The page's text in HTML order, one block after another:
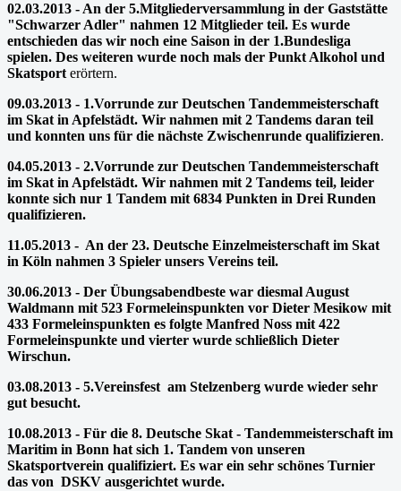
02.03.2013 - An der 5.Mitgliederversammlung in der Gaststätte
"Schwarzer Adler" nahmen 12 Mitglieder teil. Es wurde
entschieden das wir noch eine Sai­son in der 1.Bundesliga
spielen. Des weiteren wurde noch mals der Punkt Alkohol und
Skatsport erörtern.
09.03.2013 - 1.Vorrunde zur Deutschen Tandemmeisterschaft
im Skat in Apfelstädt. Wir nahmen mit 2 Tandems daran teil
und konnten uns für die nächste Zwischenrunde qualifizieren.
04.05.2013 - 2.Vorrunde zur Deutschen Tandemmeisterschaft
im Skat in Apfelstädt. Wir nahmen mit 2 Tandems teil, leider
konnte sich nur 1 Tandem mit 6834 Punkten in Drei Runden
qualifizieren.
11.05.2013 - An der 23. Deutsche Einzelmeisterschaft im Skat
in Köln nahmen 3 Spieler unsers Vereins teil.
30.06.2013 - Der Übungsabendbeste war diesmal August
Waldmann mit 523 Formeleinspunkten vor Dieter Mesikow mit
433 Formeleinspunkten es folgte Manfred Noss mit 422
Formeleinspunkte und vierter wurde schließlich Dieter
Wirschun.
03.08.2013 - 5.Vereinsfest am Stelzenberg wurde wieder sehr
gut besucht.
10.08.2013 - Für die 8. Deutsche Skat - Tandemmeisterschaft im
Maritim in Bonn hat sich 1. Tandem von unseren
Skatsportverein qualifiziert. Es war ein sehr schönes Turnier
das von DSKV ausgerichtet wurde.